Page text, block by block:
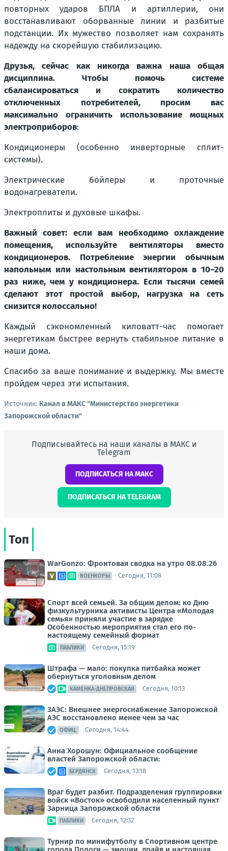
повторных ударов БПЛА и артиллерии, они
восстанавливают оборванные линии и разбитые
подстанции. Их мужество позволяет нам сохранять
надежду на скорейшую стабилизацию.
Друзья, сейчас как никогда важна наша общая
дисциплина. Чтобы помочь системе
сбалансироваться и сократить количество
отключенных потребителей, просим вас
максимально ограничить использование мощных
электроприборов:
Кондиционеры (особенно инверторные сплит-
системы).
Электрические бойлеры и проточные
водонагреватели.
Электроплиты и духовые шкафы.
Важный совет: если вам необходимо охлаждение
помещения, используйте вентиляторы вместо
кондиционеров. Потребление энергии обычным
напольным или настольным вентилятором в 10–20
раз ниже, чем у кондиционера. Если тысячи семей
сделают этот простой выбор, нагрузка на сеть
снизится колоссально!
Каждый сэкономленный киловатт-час помогает
энергетикам быстрее вернуть стабильное питание в
наши дома.
Спасибо за ваше понимание и выдержку. Мы вместе
пройдем через эти испытания.
Источник: Канал в МАКС "Министерство энергетики
Запорожской области"
Подписывайтесь на наши каналы в МАКС и
Telegram
ПОДПИСАТЬСЯ НА МАКС
ПОДПИСАТЬСЯ НА TELEGRAM
Топ
WarGonzo: Фронтовая сводка на утро 08.08.26
ВОЕНКОРЫ Сегодня, 11:08
Спорт всей семьей. За общим делом: ко Дню
физкультурника активисты Центра «Молодая
семья» приняли участие в зарядке
Особенностью мероприятия стал его по-
настоящему семейный формат
ПАБЛИКИ Сегодня, 15:19
Штрафа — мало: покупка питбайка может
обернуться уголовным делом
КАМЕНКА-ДНЕПРОВСКАЯ Сегодня, 10:13
ЗАЭС: Внешнее энергоснабжение Запорожской
АЭС восстановлено менее чем за час
ОФИЦ. Сегодня, 14:44
Анна Хорошун: Официальное сообщение
властей Запорожской области:
БЕРДЯНСК Сегодня, 13:18
Враг будет разбит. Подразделения группировки
войск «Восток» освободили населенный пункт
Зарница Запорожской области
ПАБЛИКИ Сегодня, 12:32
Турнир по минифутболу в Спортивном центре